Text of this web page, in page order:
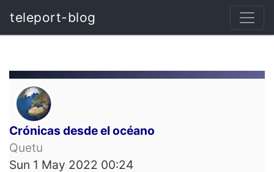
teleport-blog
Crónicas desde el océano
Quetu
Sun 1 May 2022 00:24